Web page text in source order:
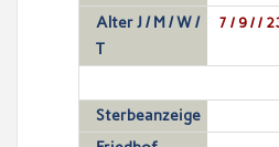
Alter J / M / W /
T
7 / 9 / /
Sterbeanzeige